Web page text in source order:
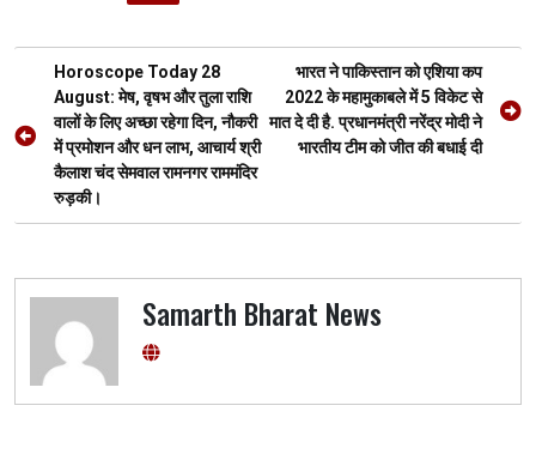
o
o
k
A
p
p
a
m
g
er
Post
navigation
Horoscope Today 28
August: मेष, वृषभ और तुला राशि
वालों के लिए अच्छा रहेगा दिन, नौकरी
में प्रमोशन और धन लाभ, आचार्य श्री
कैलाश चंद सेमवाल रामनगर राममंदिर
रुड़की।
भारत ने पाकिस्तान को एशिया कप
2022 के महामुकाबले में 5 विकेट से
मात दे दी है. प्रधानमंत्री नरेंद्र मोदी ने
भारतीय टीम को जीत की बधाई दी
Samarth Bharat News